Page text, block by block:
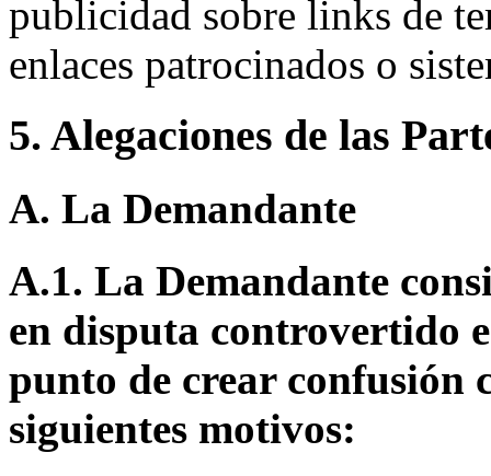
publicidad sobre links de
enlaces patrocinados o
5. Alegaciones de las
A. La Demandante
A.1. La Demandante
en disputa controvertido
punto de crear confusión
siguientes motivos: